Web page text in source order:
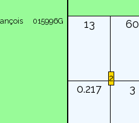
015996G 13 60
0.217 3
2